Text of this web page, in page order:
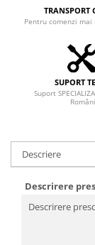
Tastaturi
Componente PC
Placi de Baza
Memorii
SSD
Hard Disc-uri
TRANSPORT
Pentru comenzi
SUPORT
Suport
Descriere
Descrirere
Descrirere